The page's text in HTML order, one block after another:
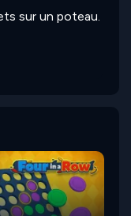
sur un poteau.